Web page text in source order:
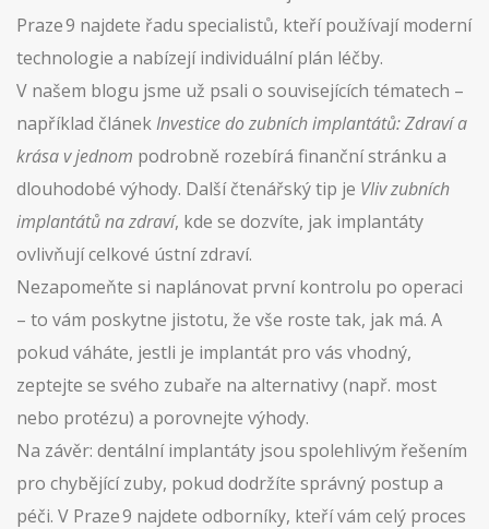
Praze 9 najdete řadu specialistů, kteří používají moderní
technologie a nabízejí individuální plán léčby.
V našem blogu jsme už psali o souvisejících tématech –
například článekInvestice do zubních implantátů: Zdraví a
krása v jednom podrobně rozebírá finanční stránku a
dlouhodobé výhody. Další čtenářský tip je Vliv zubních
implantátů na zdraví, kde se dozvíte, jak implantáty
ovlivňují celkové ústní zdraví.
Nezapomeňte si naplánovat první kontrolu po operaci
– to vám poskytne jistotu, že vše roste tak, jak má. A
pokud váháte, jestli je implantát pro vás vhodný,
zeptejte se svého zubaře na alternativy (např. most
nebo protézu) a porovnejte výhody.
Na závěr: dentální implantáty jsou spolehlivým řešením
pro chybějící zuby, pokud dodržíte správný postup a
péči. V Praze 9 najdete odborníky, kteří vám celý proces